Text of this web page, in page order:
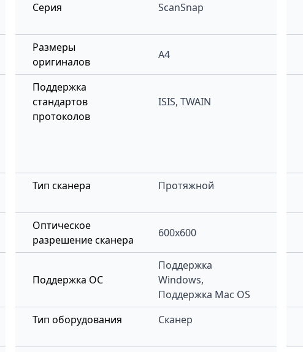
Серия ScanSnap
Размеры
оригиналов
A4
Поддержка
стандартов
протоколов
ISIS, TWAIN
Тип сканера Протяжной
Оптическое
разрешение сканера
600х600
Поддержка ОС
Поддержка
Windows,
Поддержка Mac OS
Тип оборудования Сканер